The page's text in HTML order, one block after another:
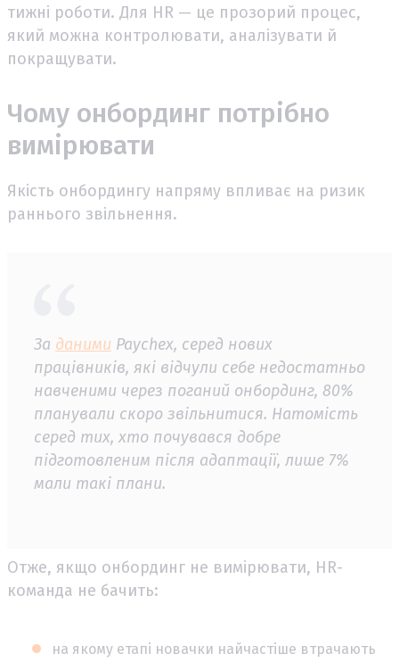
тижні роботи. Для HR — це прозорий процес,
який можна контролювати, аналізувати й
покращувати.
Чому онбординг потрібно
вимірювати
Якість онбордингу напряму впливає на ризик
раннього звільнення.
За даними Paychex, серед нових
працівників, які відчули себе недостатньо
навченими через поганий онбординг, 80%
планували скоро звільнитися. Натомість
серед тих, хто почувався добре
підготовленим після адаптації, лише 7%
мали такі плани.
Отже, якщо онбординг не вимірювати, HR-
команда не бачить:
на якому етапі новачки найчастіше втрачають